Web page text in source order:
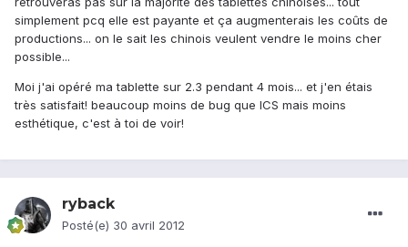
simplement pcq elle est payante et ça augmenterais les coûts de
productions... on le sait les chinois veulent vendre le moins cher
possible...
Moi j'ai opéré ma tablette sur 2.3 pendant 4 mois... et j'en étais
très satisfait! beaucoup moins de bug que ICS mais moins
esthétique, c'est à toi de voir!
ryback
Posté(e) 30 avril 2012